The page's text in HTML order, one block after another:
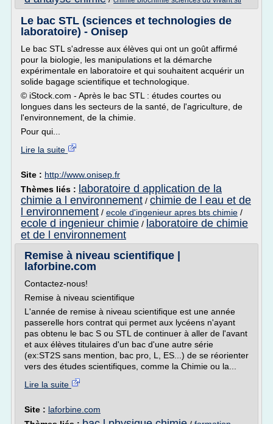
Le bac STL (sciences et technologies de
laboratoire) - Onisep
Le bac STL s'adresse aux élèves qui ont un goût affirmé
pour la biologie, les manipulations et la démarche
expérimentale en laboratoire et qui souhaitent acquérir un
solide bagage scientifique et technologique.
© iStock.com - Après le bac STL : études courtes ou
longues dans les secteurs de la santé, de l'agriculture, de
l'environnement, de la chimie.
Pour qui...
Lire la suite
Site : http://www.onisep.fr
Thèmes liés : laboratoire d application de la
chimie a l environnement / chimie de l eau et de
l environnement / ecole d'ingenieur apres bts chimie /
ecole d ingenieur chimie / laboratoire de chimie
et de l environnement
Remise à niveau scientifique |
laforbine.com
Contactez-nous!
Remise à niveau scientifique
L'année de remise à niveau scientifique est une année
passerelle hors contrat qui permet aux lycéens n'ayant
pas obtenu le bac S ou STL de continuer à aller de l'avant
et aux élèves titulaires d'un bac d'une autre série
(ex:ST2S sans mention, bac pro, L, ES...) de se réorienter
vers des études scientifiques, comme la Chimie ou la...
Lire la suite
Site : laforbine.com